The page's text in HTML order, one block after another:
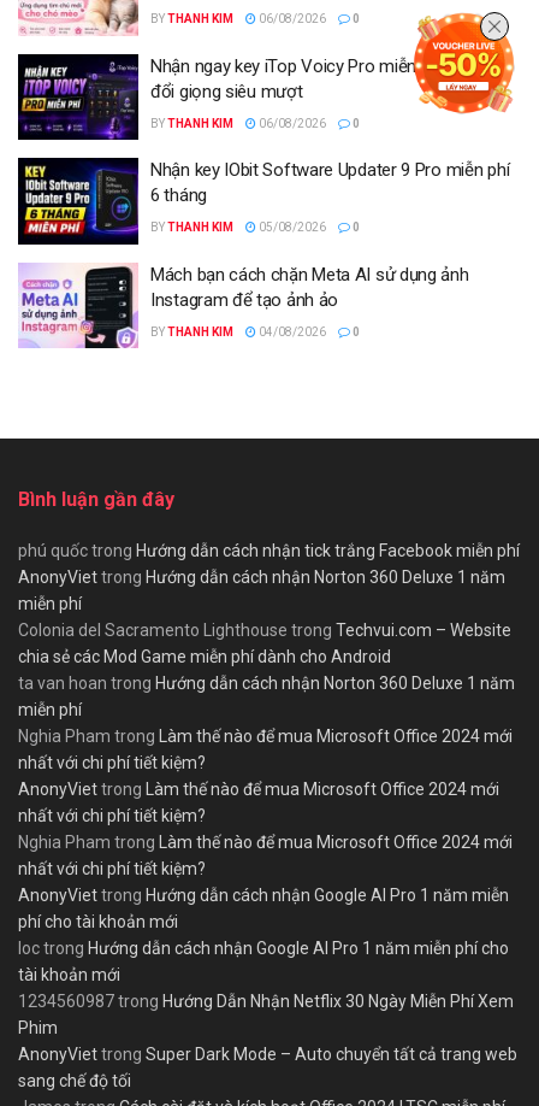
BYTHANH KIM 06/08/2026 0
Nhận ngay key iTop Voicy Pro miễn phí 6 tháng
đổi giọng siêu mượt
BYTHANH KIM 06/08/2026 0
Nhận key IObit Software Updater 9 Pro miễn phí
6 tháng
BYTHANH KIM 05/08/2026 0
Mách bạn cách chặn Meta AI sử dụng ảnh
Instagram để tạo ảnh ảo
BYTHANH KIM 04/08/2026 0
Bình luận gần đây
phú quốctrong Hướng dẫn cách nhận tick trắng Facebook miễn phí
AnonyViettrong Hướng dẫn cách nhận Norton 360 Deluxe 1 năm
miễn phí
Colonia del Sacramento Lighthouse trong Techvui.com – Website
chia sẻ các Mod Game miễn phí dành cho Android
ta van hoan trong Hướng dẫn cách nhận Norton 360 Deluxe 1 năm
miễn phí
Nghia Pham trong Làm thế nào để mua Microsoft Office 2024 mới
nhất với chi phí tiết kiệm?
AnonyViettrong Làm thế nào để mua Microsoft Office 2024 mới
nhất với chi phí tiết kiệm?
Nghia Pham trong Làm thế nào để mua Microsoft Office 2024 mới
nhất với chi phí tiết kiệm?
AnonyViettrong Hướng dẫn cách nhận Google AI Pro 1 năm miễn
phí cho tài khoản mới
loctrong Hướng dẫn cách nhận Google AI Pro 1 năm miễn phí cho
tài khoản mới
1234560987trong Hướng Dẫn Nhận Netflix 30 Ngày Miễn Phí Xem
Phim
AnonyViettrong Super Dark Mode – Auto chuyển tất cả trang web
sang chế độ tối